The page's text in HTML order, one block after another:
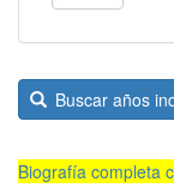
Buscar años
Biografía completa